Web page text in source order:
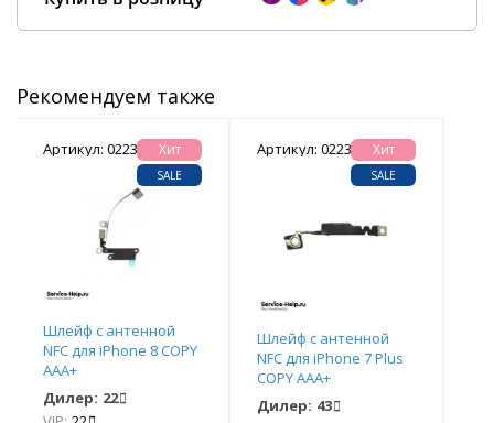
Рекомендуем также
Артикул: 022342 Хит
SALE
Шлейф с антенной
NFC для iPhone 8 COPY
AAA+
Дилер: 22
Артикул: 022335 Хит
SALE
Шлейф с антенной
NFC для iPhone 7 Plus
COPY AAA+
Дилер: 43